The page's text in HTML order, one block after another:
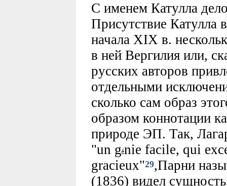
С именем Катулла
Присутствие Катулла
начала XIX в.
в ней Вергилия или,
русских авторов
отдельными
сколько сам образ
образом коннотации
природе ЭП. Так,
"un gnie facile, qui
gracieux"29,Парни
(1836) видел